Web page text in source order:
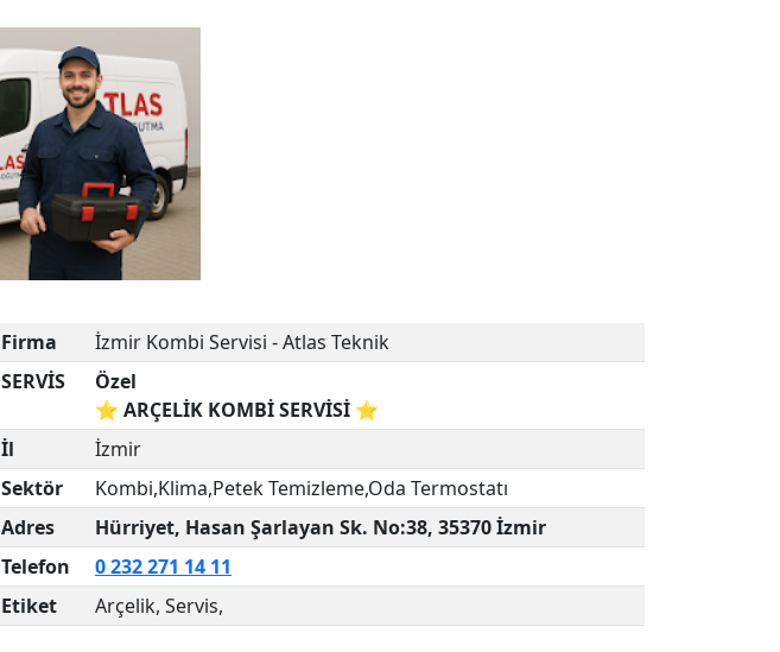
Firma
İzmir Kombi Servisi - Atlas Teknik
SERVİS
Özel
⭐ ARÇELİK KOMBİ SERVİSİ ⭐
İl
İzmir
Sektör
Kombi,Klima,Petek Temizleme,Oda Termostatı
Adres
Hürriyet, Hasan Şarlayan Sk. No:38, 35370 İzmir
Telefon
0 232 271 14 11
Etiket
Arçelik, Servis,